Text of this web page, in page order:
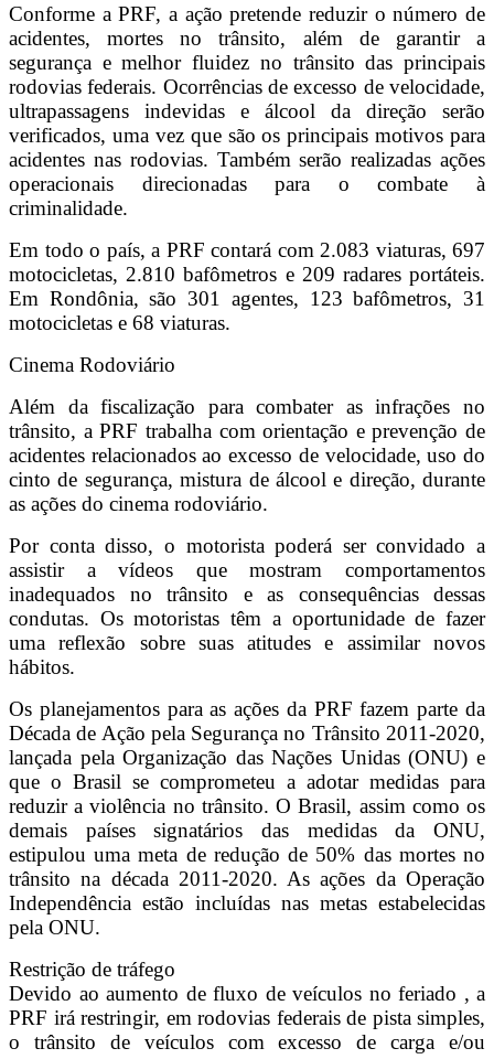
Conforme a PRF, a ação pretende reduzir o número de
acidentes, mortes no trânsito, além de garantir a
segurança e melhor fluidez no trânsito das principais
rodovias federais. Ocorrências de excesso de velocidade,
ultrapassagens indevidas e álcool da direção serão
verificados, uma vez que são os principais motivos para
acidentes nas rodovias. Também serão realizadas ações
operacionais direcionadas para o combate à
criminalidade.
Em todo o país, a PRF contará com 2.083 viaturas, 697
motocicletas, 2.810 bafômetros e 209 radares portáteis.
Em Rondônia, são 301 agentes, 123 bafômetros, 31
motocicletas e 68 viaturas.
Cinema Rodoviário
Além da fiscalização para combater as infrações no
trânsito, a PRF trabalha com orientação e prevenção de
acidentes relacionados ao excesso de velocidade, uso do
cinto de segurança, mistura de álcool e direção, durante
as ações do cinema rodoviário.
Por conta disso, o motorista poderá ser convidado a
assistir a vídeos que mostram comportamentos
inadequados no trânsito e as consequências dessas
condutas. Os motoristas têm a oportunidade de fazer
uma reflexão sobre suas atitudes e assimilar novos
hábitos.
Os planejamentos para as ações da PRF fazem parte da
Década de Ação pela Segurança no Trânsito 2011-2020,
lançada pela Organização das Nações Unidas (ONU) e
que o Brasil se comprometeu a adotar medidas para
reduzir a violência no trânsito. O Brasil, assim como os
demais países signatários das medidas da ONU,
estipulou uma meta de redução de 50% das mortes no
trânsito na década 2011-2020. As ações da Operação
Independência estão incluídas nas metas estabelecidas
pela ONU.
Restrição de tráfego
Devido ao aumento de fluxo de veículos no feriado , a
PRF irá restringir, em rodovias federais de pista simples,
o trânsito de veículos com excesso de carga e/ou